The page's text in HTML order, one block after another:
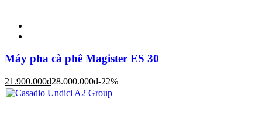
Máy pha cà phê Magister ES 30
21.900.000đ28.000.000đ-22%